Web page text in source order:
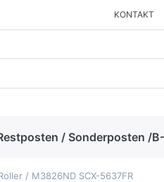
KONTAKT
/ Sonderposten /
/ M3826ND SCX-5637FR